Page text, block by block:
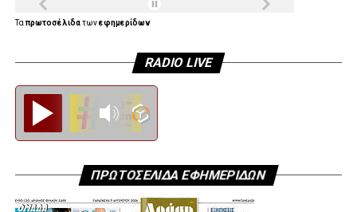
Ταπρωτοσέλιδατωνεφημερίδων
RADIO LIVE
ΠΡΩΤΟΣΕΛΙΔΑ ΕΦΗΜΕΡΙΔΩΝ